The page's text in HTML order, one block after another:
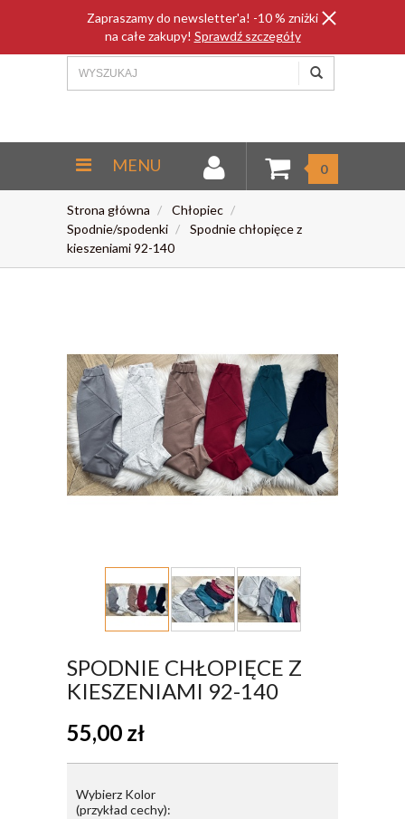
Zapraszamy do newsletter'a! -10 % zniżki
na całe zakupy! Sprawdź szczegóły
MENU 0
Strona główna
Chłopiec
Spodnie/spodenki
Spodnie chłopięce z
kieszeniami 92-140
SPODNIE CHŁOPIĘCE Z
KIESZENIAMI 92-140
55,00 zł
Wybierz Kolor
(przykład cechy):